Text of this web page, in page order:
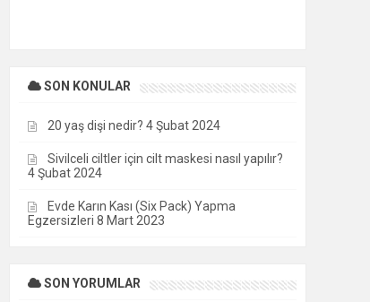
SON KONULAR
20 yaş dişi nedir? 4 Şubat 2024
Sivilceli ciltler için cilt maskesi nasıl yapılır?
4 Şubat 2024
Evde Karın Kası (Six Pack) Yapma
Egzersizleri 8 Mart 2023
SON YORUMLAR